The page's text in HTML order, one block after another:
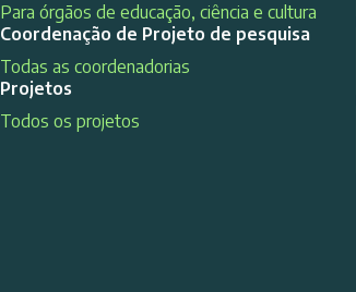
Para órgãos de educação, ciência e cultura
Coordenação de Projeto de pesquisa
Todas as coordenadorias
Projetos
Todos os projetos